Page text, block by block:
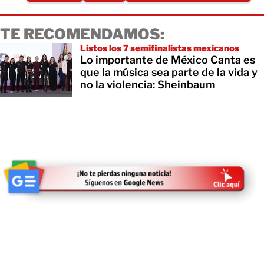
TE RECOMENDAMOS:
Listos los 7 semifinalistas mexicanos
Lo importante de México Canta es
que la música sea parte de la vida y
no la violencia: Sheinbaum